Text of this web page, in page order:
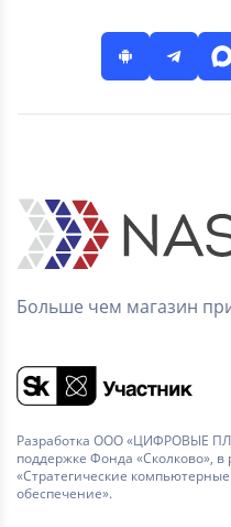
Больше чем магазин
Разработка ООО «ЦИФРОВЫЕ
поддержке Фонда «Сколково»,
«Стратегические
обеспечение».